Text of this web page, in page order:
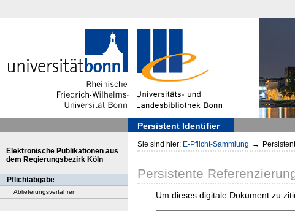
Persistent Identifier
Elektronische Publikationen aus
dem Regierungsbezirk Köln
Pflichtabgabe
Ablieferungsverfahren
Sie sind hier: E-Pflicht-Sammlung →
Persistente
Um dieses digitale Dokument zu